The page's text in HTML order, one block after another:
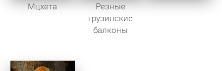
Мцхета
Резные
грузинские
балконы